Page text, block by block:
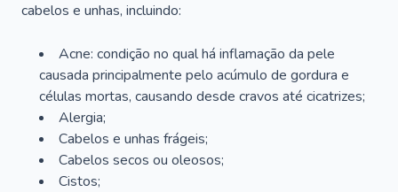
cabelos e unhas, incluindo:
Acne: condição no qual há inflamação da pele
causada principalmente pelo acúmulo de gordura e
células mortas, causando desde cravos até cicatrizes;
Alergia;
Cabelos e unhas frágeis;
Cabelos secos ou oleosos;
Cistos;